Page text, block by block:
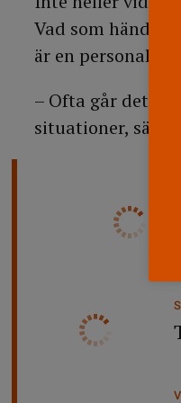
Vad som händer
är en
– Ofta går det
situationer, säger